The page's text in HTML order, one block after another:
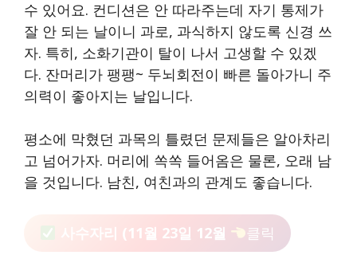
수 있어요. 컨디션은 안 따라주는데 자기 통제가
잘 안 되는 날이니 과로, 과식하지 않도록 신경 쓰
자. 특히, 소화기관이 탈이 나서 고생할 수 있겠
다. 잔머리가 팽팽~ 두뇌회전이 빠른 돌아가니 주
의력이 좋아지는 날입니다.
평소에 막혔던 과목의 틀렸던 문제들은 알아차리
고 넘어가자. 머리에 쏙쏙 들어옴은 물론, 오래 남
을 것입니다. 남친, 여친과의 관계도 좋습니다.
사수자리 (11월 23일 12월 클릭